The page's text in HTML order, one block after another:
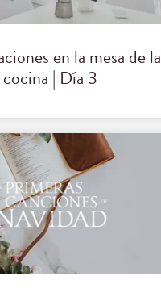
en la mesa de la
cocina | Día 3